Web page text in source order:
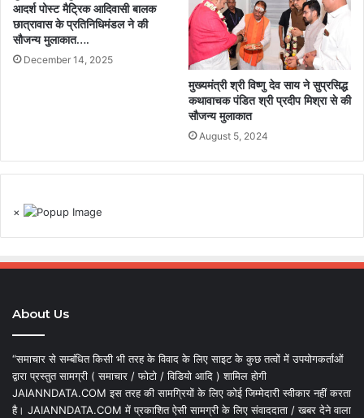
आदर्श पोस्ट मैट्रिक आदिवासी बालक
छात्रावास के प्रतिनिधिमंडल ने की
सौजन्य मुलाकात….
December 14, 2025
मुख्यमंत्री श्री विष्णु देव साय ने सुप्रसिद्ध
कथावाचक पंडित श्री प्रदीप मिश्रा से की
सौजन्य मुलाकात
August 5, 2024
×
About Us
“समाचार से सम्बंधित किसी भी तरह के विवाद के लिए साइट के कुछ तत्वों में उपयोगकर्ताओं
द्वारा प्रस्तुत सामग्री ( समाचार / फोटो / विडियो आदि ) शामिल होगी
JAIANNDATA.COM इस तरह की सामग्रियों के लिए कोई जिम्मेदारी स्वीकार नहीं करता
है। JAIANNDATA.COM में प्रकाशित ऐसी सामग्री के लिए संवाददाता / खबर देने वाला